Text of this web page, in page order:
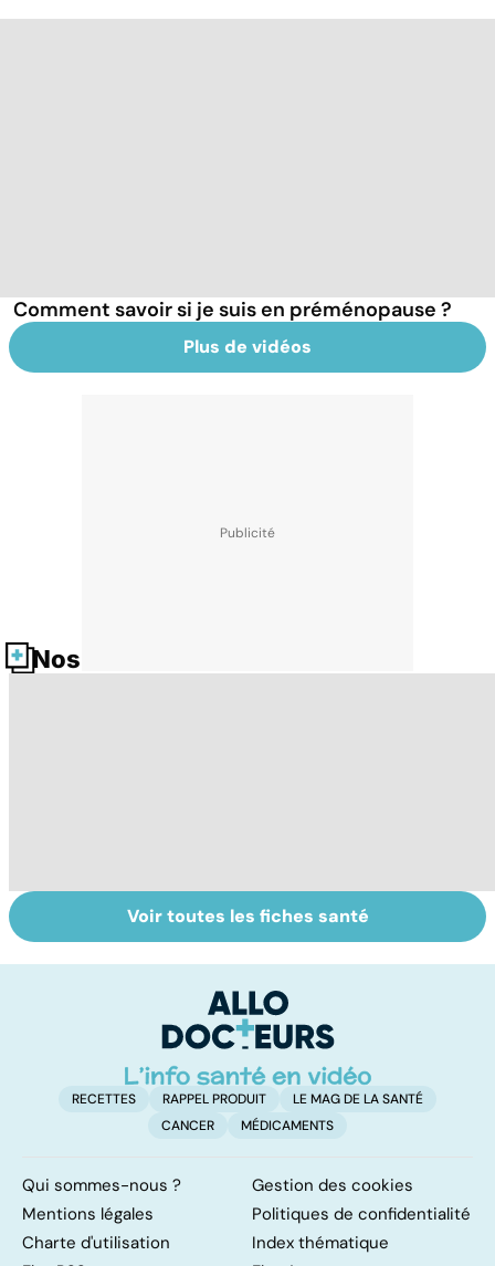
Comment savoir si je suis en préménopause ?
Plus de vidéos
Nos fiches santé
Dérèglement
hormonal : et si
Tout savoir sur
les infections
Voir toutes les fiches santé
RECETTES RAPPEL PRODUIT
LE MAG DE LA SANTÉ
CANCER
MÉDICAMENTS
Qui sommes-nous ?
Gestion des cookies
Mentions légales
Politiques de confidentialité
Charte d'utilisation
Index thématique